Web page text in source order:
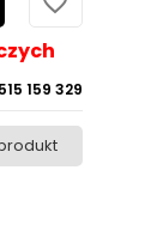
159 329